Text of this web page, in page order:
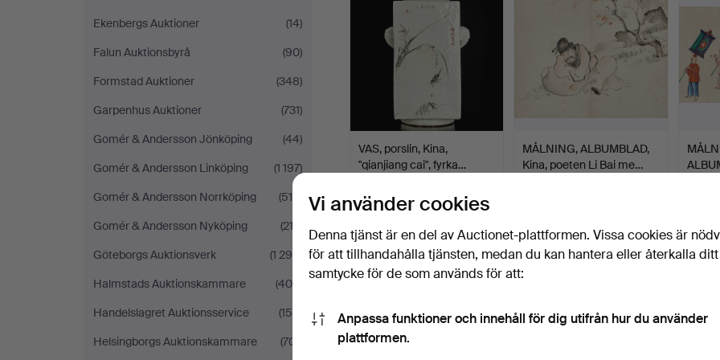
Ekenbergs Auktioner
(14)
Falun Auktionsbyrå
(90)
Formstad Auktioner
(348)
Garpenhus Auktioner
(731)
Gomér & Andersson Jönköping
(44)
Gomér & Andersson Linköping
(1 197)
Gomér & Andersson Norrköping
(514)
Gomér & Andersson Nyköping
(212)
Göteborgs Auktionsverk
(1 296)
Halmstads Auktionskammare
(404)
Handelslagret Auktionsservice
(150)
Helsingborgs Auktionskammare
(701)
VAS, porslin, Kina,
"qianjiang cai", fyrka…
80 bud
MÅLNING, ALBUMBLAD,
Kina, poeten Li Bai me…
Vi använder cookies
Denna tjänst är en del av Auctionet-plattformen. Vissa cookies är
för att tillhandahålla tjänsten, medan du kan hantera eller återkalla ditt
samtycke för de som används för att:
Anpassa funktioner och innehåll för dig utifrån hur du använder
plattformen.